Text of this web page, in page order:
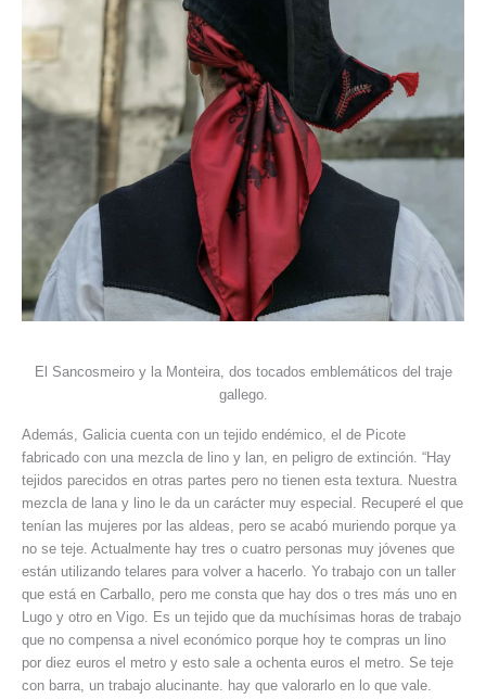
El Sancosmeiro y la Monteira, dos tocados emblemáticos del traje
gallego.
Además, Galicia cuenta con un tejido endémico, el de Picote
fabricado con una mezcla de lino y lan, en peligro de extinción. “Hay
tejidos parecidos en otras partes pero no tienen esta textura. Nuestra
mezcla de lana y lino le da un carácter muy especial. Recuperé el que
tenían las mujeres por las aldeas, pero se acabó muriendo porque ya
no se teje. Actualmente hay tres o cuatro personas muy jóvenes que
están utilizando telares para volver a hacerlo. Yo trabajo con un taller
que está en Carballo, pero me consta que hay dos o tres más uno en
Lugo y otro en Vigo. Es un tejido que da muchísimas horas de trabajo
que no compensa a nivel económico porque hoy te compras un lino
por diez euros el metro y esto sale a ochenta euros el metro. Se teje
con barra, un trabajo alucinante. hay que valorarlo en lo que vale.